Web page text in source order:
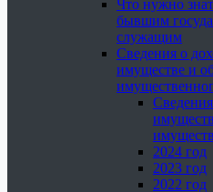
Что нужно
бывшим
служащим
Сведения о
имуществе и
2024 год
2023 год
2022 год